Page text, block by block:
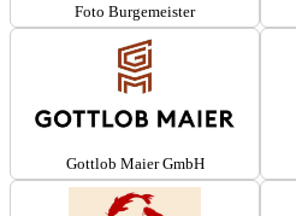
Foto Burgemeister
Gottlob Maier GmbH